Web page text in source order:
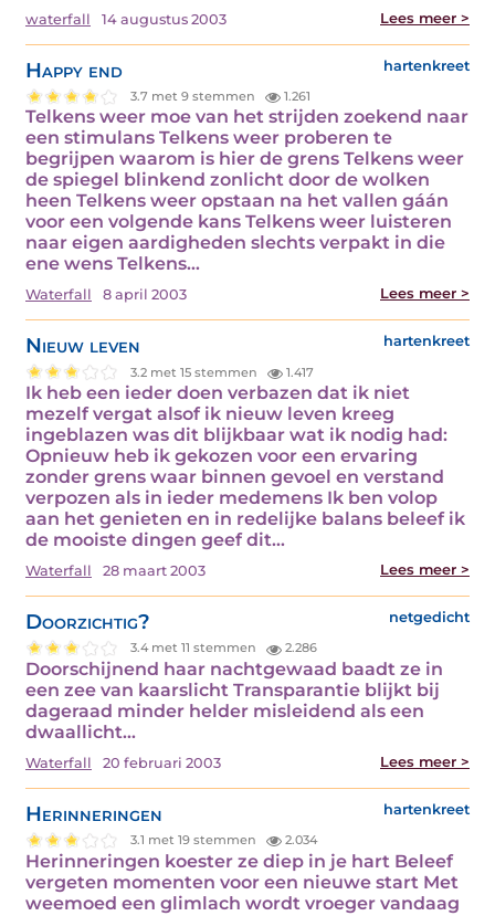
waterfall 14 augustus 2003 Lees meer >
Happy end hartenkreet
3.7 met 9 stemmen 1.261
Telkens weer moe van het strijden zoekend naar
een stimulans Telkens weer proberen te
begrijpen waarom is hier de grens Telkens weer
de spiegel blinkend zonlicht door de wolken
heen Telkens weer opstaan na het vallen gáán
voor een volgende kans Telkens weer luisteren
naar eigen aardigheden slechts verpakt in die
ene wens Telkens…
Waterfall 8 april 2003 Lees meer >
Nieuw leven hartenkreet
3.2 met 15 stemmen 1.417
Ik heb een ieder doen verbazen dat ik niet
mezelf vergat alsof ik nieuw leven kreeg
ingeblazen was dit blijkbaar wat ik nodig had:
Opnieuw heb ik gekozen voor een ervaring
zonder grens waar binnen gevoel en verstand
verpozen als in ieder medemens Ik ben volop
aan het genieten en in redelijke balans beleef ik
de mooiste dingen geef dit…
Waterfall 28 maart 2003 Lees meer >
Doorzichtig? netgedicht
3.4 met 11 stemmen 2.286
Doorschijnend haar nachtgewaad baadt ze in
een zee van kaarslicht Transparantie blijkt bij
dageraad minder helder misleidend als een
dwaallicht…
Waterfall 20 februari 2003 Lees meer >
Herinneringen hartenkreet
3.1 met 19 stemmen 2.034
Herinneringen koester ze diep in je hart Beleef
vergeten momenten voor een nieuwe start Met
weemoed een glimlach wordt vroeger vandaag